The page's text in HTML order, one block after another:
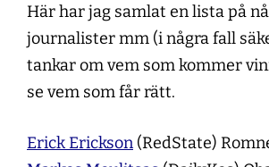
Här har jag samlat en lista på
journalister mm (i några fall
tankar om vem som kommer
se vem som får rätt.
Erick Erickson (RedState)